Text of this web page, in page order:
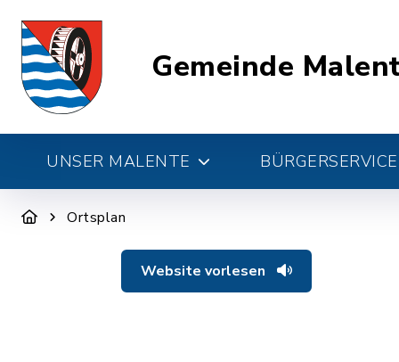
Gemeinde
UNSER MALENTE
Ortsplan
Website vorlesen